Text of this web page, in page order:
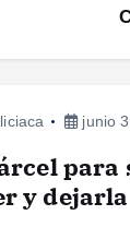
junio
y